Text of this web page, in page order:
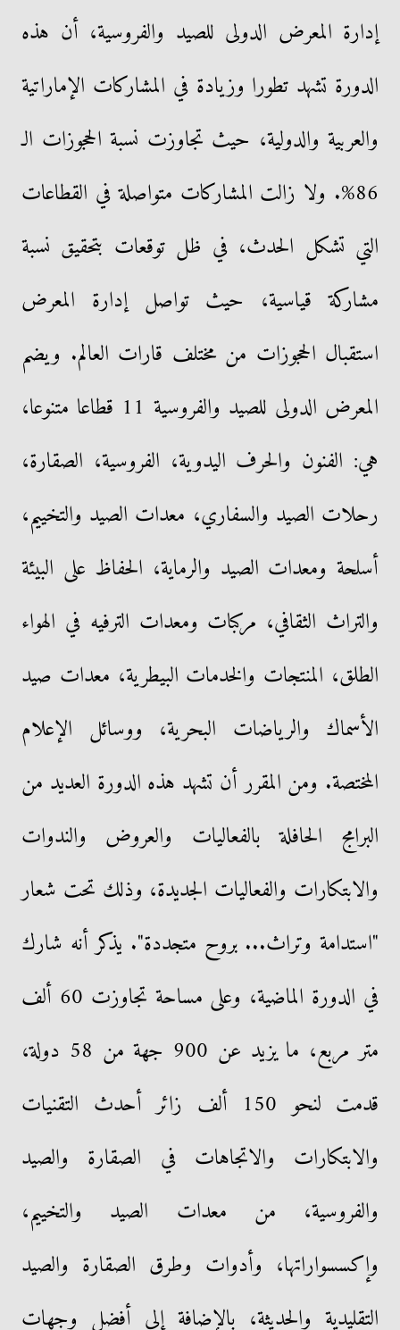
إدارة المعرض الدولى للصيد والفروسية، أن هذه
الدورة تشهد تطورا وزيادة في المشاركات الإماراتية
والعربية والدولية، حيث تجاوزت نسبة الحجوزات الـ
86%. ولا زالت المشاركات متواصلة في القطاعات
التي تشكل الحدث، في ظل توقعات بتحقيق نسبة
مشاركة قياسية، حيث تواصل إدارة المعرض
استقبال الحجوزات من مختلف قارات العالم. ويضم
المعرض الدولى للصيد والفروسية 11 قطاعا متنوعا،
هي: الفنون والحرف اليدوية، الفروسية، الصقارة،
رحلات الصيد والسفاري، معدات الصيد والتخييم،
أسلحة ومعدات الصيد والرماية، الحفاظ على البيئة
والتراث الثقافي، مركبات ومعدات الترفيه في الهواء
الطلق، المنتجات والخدمات البيطرية، معدات صيد
الأسماك والرياضات البحرية، ووسائل الإعلام
المختصة. ومن المقرر أن تشهد هذه الدورة العديد من
البرامج الحافلة بالفعاليات والعروض والندوات
والابتكارات والفعاليات الجديدة، وذلك تحت شعار
"استدامة وتراث... بروح متجددة". يذكر أنه شارك
في الدورة الماضية، وعلى مساحة تجاوزت 60 ألف
متر مربع، ما يزيد عن 900 جهة من 58 دولة،
قدمت لنحو 150 ألف زائر أحدث التقنيات
والابتكارات والاتجاهات في الصقارة والصيد
والفروسية، من معدات الصيد والتخييم،
وإكسسواراتها، وأدوات وطرق الصقارة والصيد
التقليدية والحديثة، بالإضافة إلى أفضل وجهات